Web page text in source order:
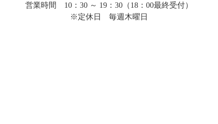
営業時間 10：30 ～ 19：30（18：00最終受付）
※定休日 毎週木曜日